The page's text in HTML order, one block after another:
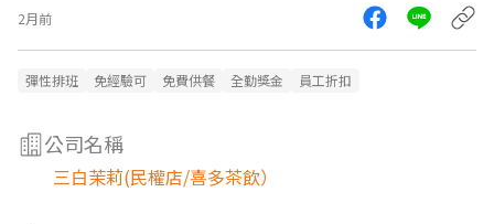
2月前
彈性排班 免經驗可 免費供餐 全勤獎金 員工折扣
公司名稱
三白茉莉(民權店/喜多茶飲）